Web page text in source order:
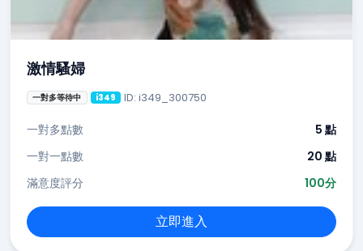
激情騷婦
一對多等待中 i349 ID: i349_300750
一對多點數
5 點
一對一點數
20 點
滿意度評分
100分
立即進入